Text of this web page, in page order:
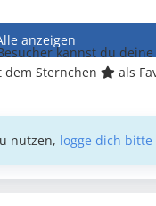
anzeigen
kannst du deine
dem Sternchen
als
nutzen, logge dich bitte